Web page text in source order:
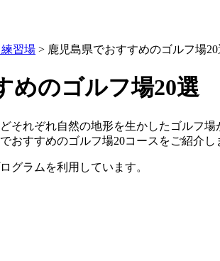
習場 > 鹿児島県でおすすめのゴルフ場
めのゴルフ場20選
それぞれ自然の地形を生かしたゴルフ
おすすめのゴルフ場20コースをご紹介し
グラムを利用しています。